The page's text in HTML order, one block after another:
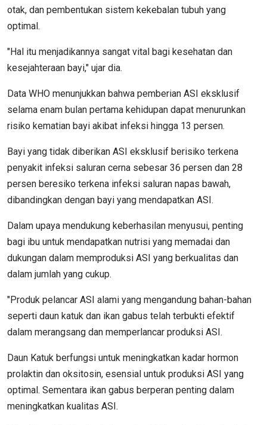
otak, dan pembentukan sistem kekebalan tubuh yang
optimal.
"Hal itu menjadikannya sangat vital bagi kesehatan dan
kesejahteraan bayi," ujar dia.
Data WHO menunjukkan bahwa pemberian ASI eksklusif
selama enam bulan pertama kehidupan dapat menurunkan
risiko kematian bayi akibat infeksi hingga 13 persen.
Bayi yang tidak diberikan ASI eksklusif berisiko terkena
penyakit infeksi saluran cerna sebesar 36 persen dan 28
persen beresiko terkena infeksi saluran napas bawah,
dibandingkan dengan bayi yang mendapatkan ASI.
Dalam upaya mendukung keberhasilan menyusui, penting
bagi ibu untuk mendapatkan nutrisi yang memadai dan
dukungan dalam memproduksi ASI yang berkualitas dan
dalam jumlah yang cukup.
"Produk pelancar ASI alami yang mengandung bahan-bahan
seperti daun katuk dan ikan gabus telah terbukti efektif
dalam merangsang dan memperlancar produksi ASI.
Daun Katuk berfungsi untuk meningkatkan kadar hormon
prolaktin dan oksitosin, esensial untuk produksi ASI yang
optimal. Sementara ikan gabus berperan penting dalam
meningkatkan kualitas ASI.